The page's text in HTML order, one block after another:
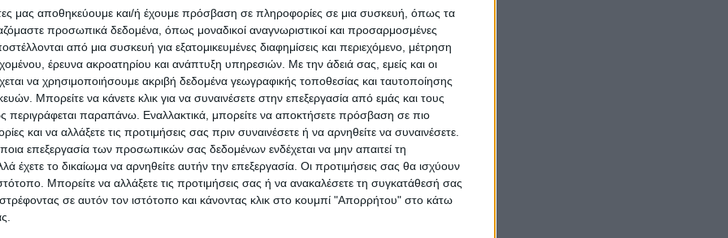
μας αποθηκεύουμε και/ή έχουμε πρόσβαση σε πληροφορίες σε μια συσκευή, όπως τα
προσωπικά δεδομένα, όπως μοναδικοί αναγνωριστικοί και προσαρμοσμένες
από μια συσκευή για εξατομικευμένες διαφημίσεις και περιεχόμενο, μέτρηση
έρευνα ακροατηρίου και ανάπτυξη υπηρεσιών. Με την άδειά σας, εμείς και οι
να χρησιμοποιήσουμε ακριβή δεδομένα γεωγραφικής τοποθεσίας και ταυτοποίησης
Μπορείτε να κάνετε κλικ για να συναινέσετε στην επεξεργασία από εμάς και τους
περιγράφεται παραπάνω. Εναλλακτικά, μπορείτε να αποκτήσετε πρόσβαση σε πιο
και να αλλάξετε τις προτιμήσεις σας πριν συναινέσετε ή να αρνηθείτε να συναινέσετε.
επεξεργασία των προσωπικών σας δεδομένων ενδέχεται να μην απαιτεί τη
έχετε το δικαίωμα να αρνηθείτε αυτήν την επεξεργασία. Οι προτιμήσεις σας θα ισχύουν
Μπορείτε να αλλάξετε τις προτιμήσεις σας ή να ανακαλέσετε τη συγκατάθεσή σας
σε αυτόν τον ιστότοπο και κάνοντας κλικ στο κουμπί "Απορρήτου" στο κάτω
σχέδιο αντιπλημμυρικής προστασίας της
και το Δήμο.
παράσταση διαμαρτυρίας στο
το Δήμαρχο και τον ενημερώσαμε για τα
σε μεγάλο μέρος της περιοχής και για τη
και στις γύρω περιοχές και απαιτήσαμε την
την περιοχή και δεσμεύτηκε για ακόμα μια
τα νερά απομακρύνονται ακόμη με αντλίες